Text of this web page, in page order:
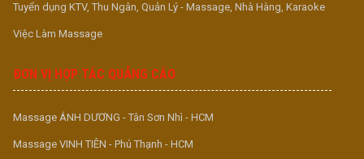
Tuyển dụng KTV, Thu Ngân, Quản Lý - Massage, Nhà Hàng, Karaoke
Việc Làm Massage
ĐƠN VỊ HỢP TÁC QUẢNG CÁO
Massage ÁNH DƯƠNG - Tân Sơn Nhì - HCM
Massage VINH TIÊN - Phú Thạnh - HCM